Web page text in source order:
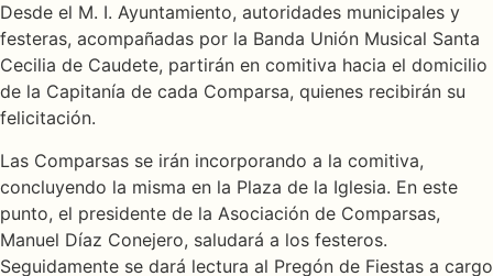
Desde el M. I. Ayuntamiento, autoridades municipales y
festeras, acompañadas por la Banda Unión Musical Santa
Cecilia de Caudete, partirán en comitiva hacia el domicilio
de la Capitanía de cada Comparsa, quienes recibirán su
felicitación.
Las Comparsas se irán incorporando a la comitiva,
concluyendo la misma en la Plaza de la Iglesia. En este
punto, el presidente de la Asociación de Comparsas,
Manuel Díaz Conejero, saludará a los festeros.
Seguidamente se dará lectura al Pregón de Fiestas a cargo